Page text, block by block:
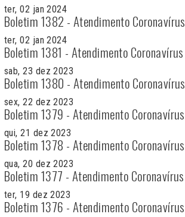
ter, 02 jan 2024
Boletim 1382 - Atendimento Coronavírus
ter, 02 jan 2024
Boletim 1381 - Atendimento Coronavírus
sab, 23 dez 2023
Boletim 1380 - Atendimento Coronavírus
sex, 22 dez 2023
Boletim 1379 - Atendimento Coronavírus
qui, 21 dez 2023
Boletim 1378 - Atendimento Coronavírus
qua, 20 dez 2023
Boletim 1377 - Atendimento Coronavírus
ter, 19 dez 2023
Boletim 1376 - Atendimento Coronavírus